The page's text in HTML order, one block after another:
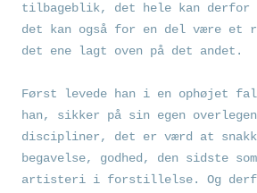
tilbageblik, det hele kan derfor
det kan også for en del være
det ene lagt oven på det andet.
Først levede han i en ophøjet
han, sikker på sin egen
discipliner, det er værd at snakke
begavelse, godhed, den sidste
artisteri i forstillelse. Og